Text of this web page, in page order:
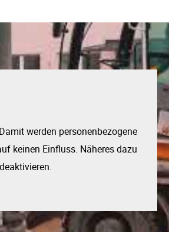
werden personenbezogene
keinen Einfluss. Näheres dazu